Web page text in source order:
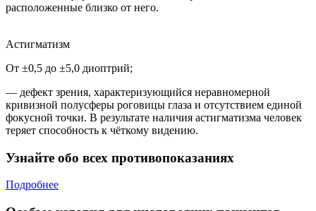
расположенные близко от него.
Астигматизм
От ±0,5 до ±5,0 диоптрий;
— дефект зрения, характеризующийся неравномерной
кривизной полусферы роговицы глаза и отсутствием единой
фокусной точки. В результате наличия астигматизма человек
теряет способность к чёткому видению.
Узнайте обо всех противопоказаниях
Подробнее